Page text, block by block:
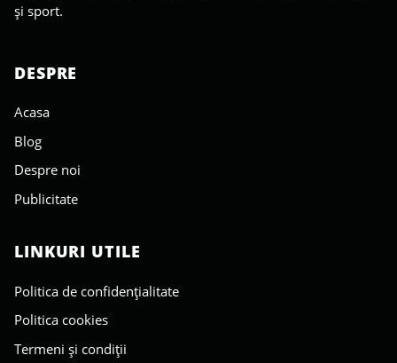
și sport.
DESPRE
Acasa
Blog
Despre noi
Publicitate
LINKURI UTILE
Politica de confidențialitate
Politica cookies
Termeni și condiții